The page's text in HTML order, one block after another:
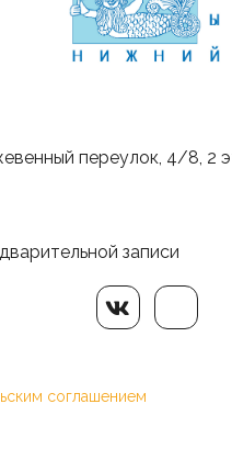
переулок, 4/8, 2
записи
соглашением